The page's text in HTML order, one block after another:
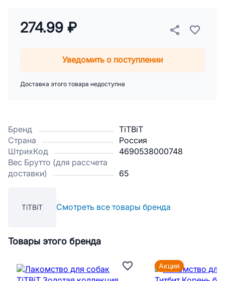
Бренд
TiTBiT
Страна
Россия
ШтрихКод
4690538000748
Вес Брутто (для рассчета
доставки)
65
TiTBiT Смотреть все товары бренда
274.99 ₽
Уведомить о поступлении
Доставка этого товара недоступна
Товары этого бренда
Акция